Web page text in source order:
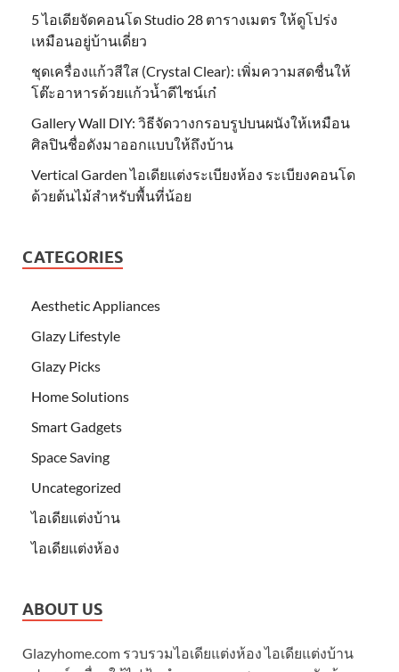
5 ไอเดียจัดคอนโด Studio 28 ตารางเมตร ให้ดูโปร่ง
เหมือนอยู่บ้านเดี่ยว
ชุดเครื่องแก้วสีใส (Crystal Clear): เพิ่มความสดชื่นให้
โต๊ะอาหารด้วยแก้วน้ำดีไซน์เก๋
Gallery Wall DIY: วิธีจัดวางกรอบรูปบนผนังให้เหมือน
ศิลปินชื่อดังมาออกแบบให้ถึงบ้าน
Vertical Garden ไอเดียแต่งระเบียงห้อง ระเบียงคอนโด
ด้วยต้นไม้สำหรับพื้นที่น้อย
CATEGORIES
Aesthetic Appliances
Glazy Lifestyle
Glazy Picks
Home Solutions
Smart Gadgets
Space Saving
Uncategorized
ไอเดียแต่งบ้าน
ไอเดียแต่งห้อง
ABOUT US
Glazyhome.com รวบรวมไอเดียแต่งห้อง ไอเดียแต่งบ้าน